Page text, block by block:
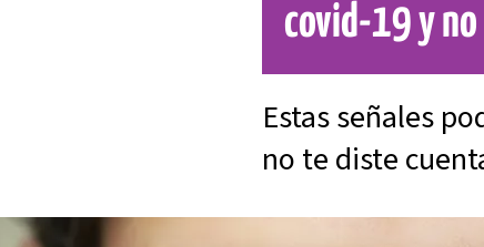
covid-19 y
Estas señales
no te diste